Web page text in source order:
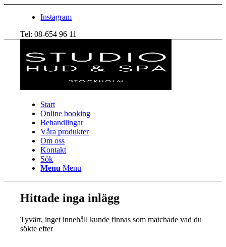
Instagram
Tel: 08-654 96 11
Start
Online booking
Behandlingar
Våra produkter
Om oss
Kontakt
Sök
Menu Menu
Hittade inga inlägg
Tyvärr, inget innehåll kunde finnas som matchade vad du
sökte efter